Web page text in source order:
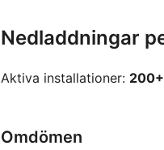
Nedladdningar
Aktiva installationer: 200+
Omdömen